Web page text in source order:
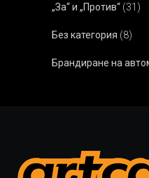
„За“ и „Против“ (31)
Без категория (8)
Брандиране на